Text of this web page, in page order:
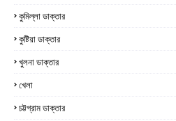
কুমিল্লা ডাক্তার
কুষ্টিয়া ডাক্তার
খুলনা ডাক্তার
খেলা
চট্টগ্রাম ডাক্তার